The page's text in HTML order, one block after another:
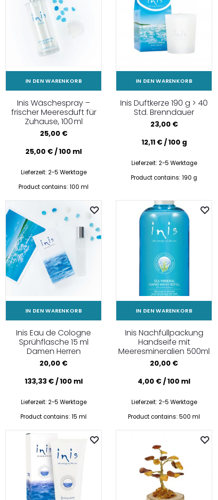
IN DEN WARENKORB
Inis Wäschespray –
frischer Meeresduft für
Zuhause, 100 ml
25,00 €
25,00 € /100 ml
Lieferzeit: 2-5 Werktage
Product contains: 100ml
IN DEN WARENKORB
Inis Duftkerze 190 g > 40
Std. Brenndauer
23,00 €
12,11 €/100 g
Lieferzeit: 2-5 Werktage
Product contains: 190g
IN DEN WARENKORB
Inis Eau de Cologne
Sprühflasche 15 ml
Damen Herren
20,00 €
133,33 €/100 ml
Lieferzeit: 2-5 Werktage
Product contains: 15ml
IN DEN WARENKORB
Inis Nachfüllpackung
Handseife mit
Meeresmineralien 500ml
20,00 €
4,00 € /100 ml
Lieferzeit: 2-5 Werktage
Product contains: 500ml